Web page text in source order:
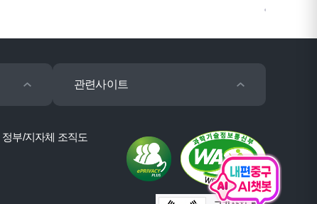
관련사이트
정부/지자체 조직도